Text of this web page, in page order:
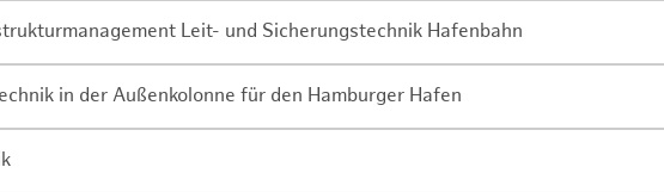
Leit- und Sicherungstechnik Hafenbahn
in der Außenkolonne für den Hamburger Hafen